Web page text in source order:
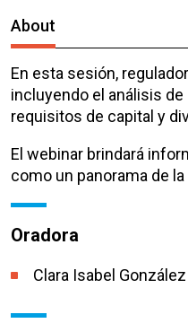
About
En esta sesión,
incluyendo el análisis
requisitos de capital y
El webinar brindará
como un panorama de
Oradora
Clara Isabel